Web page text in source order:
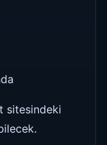
sitesindeki